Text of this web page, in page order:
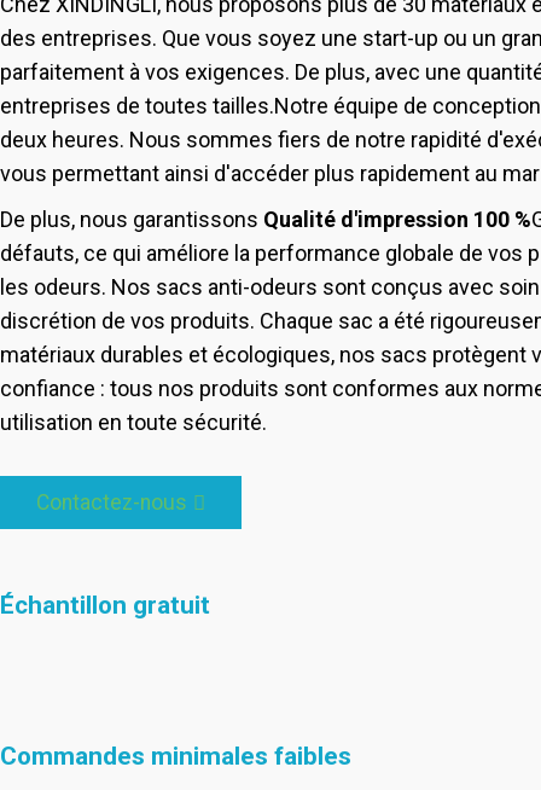
des entreprises. Que vous soyez une start-up ou un
parfaitement à vos exigences. De plus, avec une
entreprises de toutes tailles.Notre équipe de
deux heures. Nous sommes fiers de notre rapidité
vous permettant ainsi d'accéder plus rapidement au
De plus, nous garantissons Qualité d'impression 100 %
défauts, ce qui améliore la performance globale de
les odeurs. Nos sacs anti-odeurs sont conçus avec
discrétion de vos produits. Chaque sac a été
matériaux durables et écologiques, nos sacs protègent
confiance : tous nos produits sont conformes aux
utilisation en toute sécurité.
Contactez-nous
Échantillon gratuit
Commandes minimales faibles